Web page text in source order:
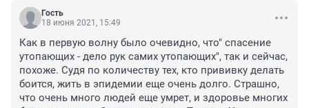
Гость
18 июня 2021, 15:49
Как в первую волну было очевидно, что" спасение
утопающих - дело рук самих утопающих", так и сейчас,
похоже. Судя по количеству тех, кто прививку делать
боится, жить в эпидемии еще очень долго. Страшно,
что очень много людей еще умрет, и здоровье многих